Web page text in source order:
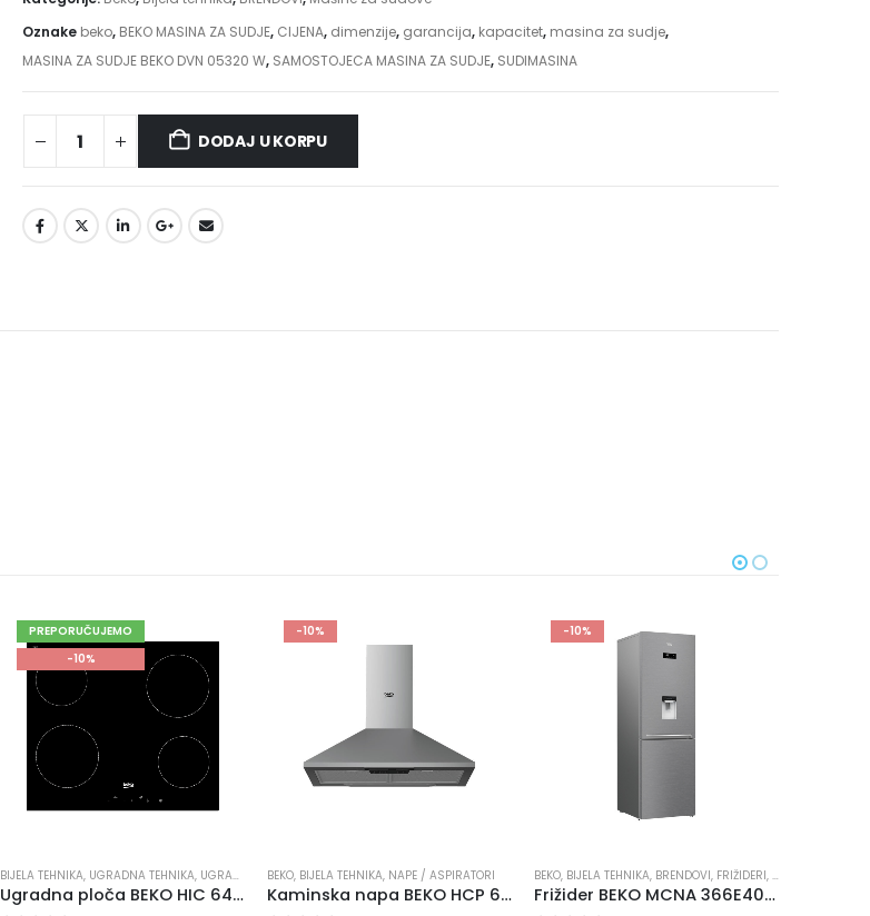
Oznake beko, BEKO MASINA ZA SUDJE, CIJENA, dimenzije, garancija, kapacitet, masina za sudje,
MASINA ZA SUDJE BEKO DVN 05320 W, SAMOSTOJECA MASINA ZA SUDJE, SUDIMASINA
DODAJ U KORPU
-10%
BEKO,BIJELA TEHNIKA,NAPE / ASPIRATORI
Kaminska napa BEKO HCP 61310 I
-10%
BEKO, BIJELA TEHNIKA, BRENDOVI,FRIŽIDERI KOMBINOVANI FRIŽIDERI
Frižider BEKO MCNA 366E40DXBN
-10%
BEKO, BIJELA TEHNIKA, BRENDOVI, ZAMRZIVAČI
Vertikalni zamrzivač BEKO RFSA 210 K30WN